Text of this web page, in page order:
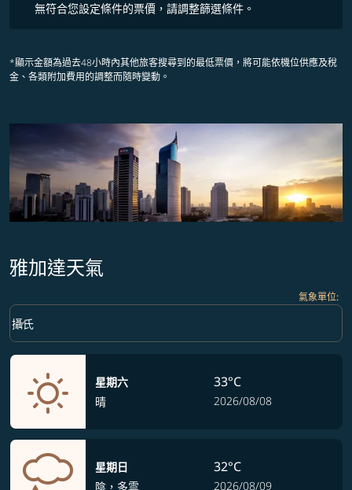
無符合您設定條件的票價，請調整篩選條件。
*顯示金額為過去48小時內其他旅客搜尋到的最低票價，將可能依機位供應及稅
金、各類附加費用的調整而隨時變動。
雅加達天氣
氣象單位:
Weather unit option 攝氏 Selected
攝氏
keyboard_arrow_down
星期六
晴
33°C
2026/08/08
星期日
陰，多雲
32°C
2026/08/09